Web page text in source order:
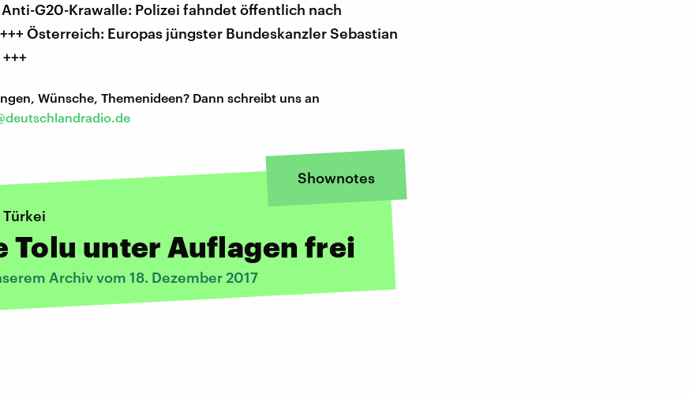
Anti-G20-Krawalle: Polizei fahndet öffentlich nach
Österreich: Europas jüngster Bundeskanzler Sebastian
Wünsche, Themenideen? Dann schreibt uns an
Shownotes
Türkei
Tolu unter Auflagen frei
Archiv vom 18. Dezember 2017